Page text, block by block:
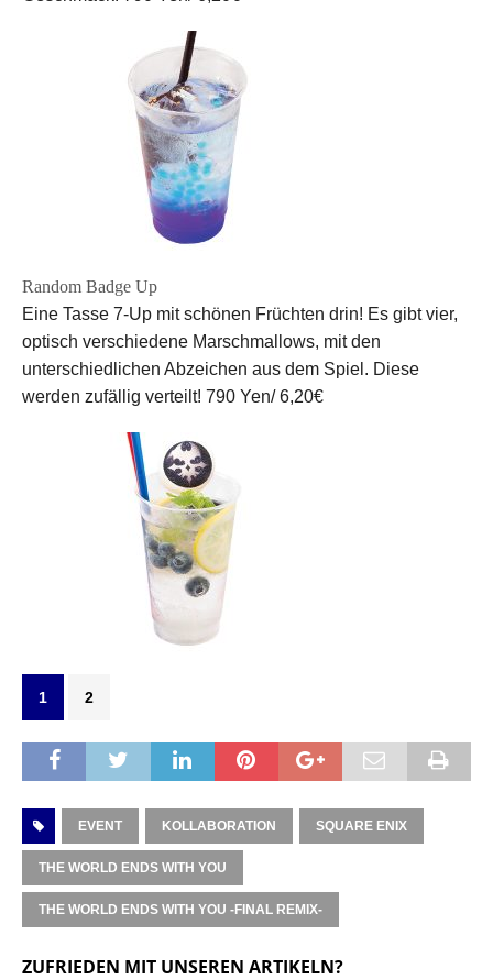
Random Badge Up
Eine Tasse 7-Up mit schönen Früchten drin! Es gibt vier,
optisch verschiedene Marschmallows, mit den
unterschiedlichen Abzeichen aus dem Spiel. Diese
werden zufällig verteilt! 790 Yen/ 6,20€
1 2
EVENT KOLLABORATION SQUARE ENIX
THE WORLD ENDS WITH YOU
THE WORLD ENDS WITH YOU -FINAL REMIX-
ZUFRIEDEN MIT UNSEREN ARTIKELN?